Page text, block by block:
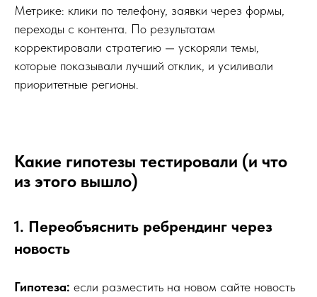
Метрике: клики по телефону, заявки через формы,
переходы с контента. По результатам
корректировали стратегию — ускоряли темы,
которые показывали лучший отклик, и усиливали
приоритетные регионы.
Какие гипотезы тестировали (и что
из этого вышло)
1. Переобъяснить ребрендинг через
новость
Гипотеза: если разместить на новом сайте новость